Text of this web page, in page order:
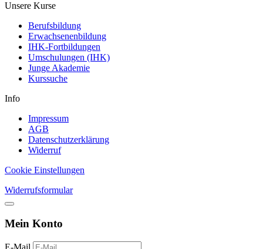
Unsere Kurse
Berufsbildung
Erwachsenenbildung
IHK-Fortbildungen
Umschulungen (IHK)
Junge Akademie
Kurssuche
Info
Impressum
AGB
Datenschutzerklärung
Widerruf
Cookie Einstellungen
Widerrufsformular
Mein Konto
E-Mail